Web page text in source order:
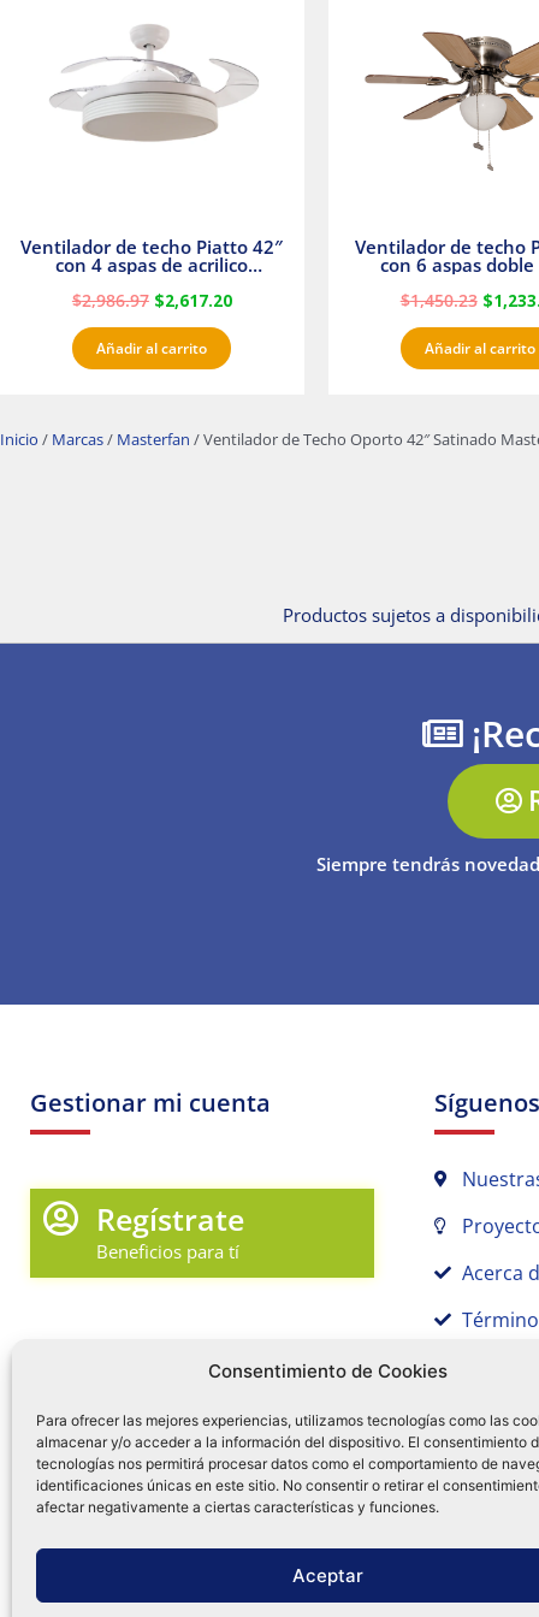
Consentimiento de Cookies
Para ofrecer las mejores experiencias, utilizamos tecnologías como las
almacenar y/o acceder a la información del dispositivo. El consentimiento
tecnologías nos permitirá procesar datos como el comportamiento de
identificaciones únicas en este sitio. No consentir o retirar el
afectar negativamente a ciertas características y funciones.
Aceptar
Ventilador de techo Piatto 42″
con 4 aspas de acrilico
transparente
$2,986.97
$2,986.97.
$2,617.20
Añadir al carrito
Ventilador de techo
con 6 aspas
Satinado
$1,450.23 $
Añadir al carrito
Inicio / Marcas/ Masterfan / Ventilador de Techo Oporto 42″ Satinado
Productos sujetos a
Siempre tendrás
Gestionar mi cuenta
Regístrate
Beneficios para tí
Mi Cuenta en Tamex
Mis Favoritos
Síguenos
Acerca
55